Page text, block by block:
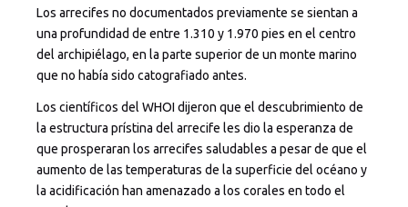
Los arrecifes no documentados previamente se sientan a
una profundidad de entre 1.310 y 1.970 pies en el centro
del archipiélago, en la parte superior de un monte marino
que no había sido catografiado antes.
Los científicos del WHOI dijeron que el descubrimiento de
la estructura prístina del arrecife les dio la esperanza de
que prosperaran los arrecifes saludables a pesar de que el
aumento de las temperaturas de la superficie del océano y
la acidificación han amenazado a los corales en todo el